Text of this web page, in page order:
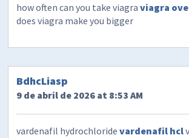
how often can you take viagraviagra
does viagra make you bigger
BdhcLiasp
9 de abril de 2026 at 8:53 AM
vardenafil hydrochloridevardenafil hcl